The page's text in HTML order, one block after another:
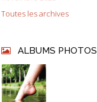
Toutes les archives
ALBUMS PHOTOS